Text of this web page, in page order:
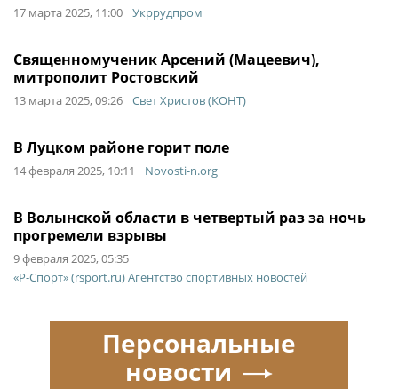
17 марта 2025, 11:00 Укррудпром
Священномученик Арсений (Мацеевич),
митрополит Ростовский
13 марта 2025, 09:26 Свет Христов (КОНТ)
В Луцком районе горит поле
14 февраля 2025, 10:11 Novosti-n.org
В Волынской области в четвертый раз за ночь
прогремели взрывы
9 февраля 2025, 05:35
«Р-Спорт» (rsport.ru) Агентство спортивных новостей
Персональные
новости